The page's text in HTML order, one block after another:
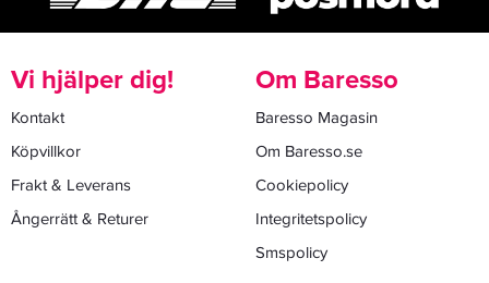
Vi hjälper dig!
Kontakt
Köpvillkor
Frakt & Leverans
Ångerrätt & Returer
Om Baresso
Baresso Magasin
Om Baresso.se
Cookiepolicy
Integritetspolicy
Smspolicy